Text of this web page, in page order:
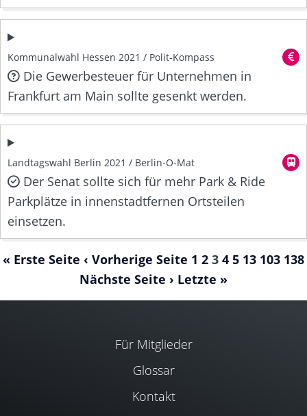
Kommunalwahl Hessen 2021 / Polit-Kompass
Die Gewerbesteuer für Unternehmen in
Frankfurt am Main sollte gesenkt werden.
Landtagswahl Berlin 2021 / Berlin-O-Mat
Der Senat sollte sich für mehr Park & Ride
Parkplätze in innenstadtfernen Ortsteilen
einsetzen.
« Erste Seite ‹ Vorherige Seite 1 2 3 4 5 13 103 138
Nächste Seite › Letzte »
Für Mitglieder
Glossar
Kontakt